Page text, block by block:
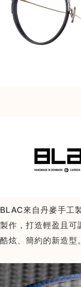
BLAC來自丹麥手工
製作，打造輕盈且可
酷炫、簡約的新造型。